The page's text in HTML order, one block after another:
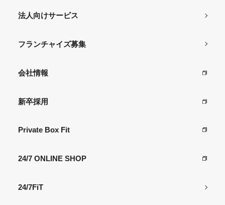
法人向けサービス
フランチャイズ募集
会社情報
新卒採用
Private Box Fit
24/7 ONLINE SHOP
24/7FiT